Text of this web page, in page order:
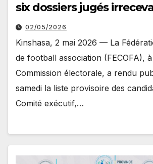
six dossiers jugés
02/05/2026
Kinshasa, 2 mai 2026 — La
de football association (FECOFA),
Commission électorale, a rendu
samedi la liste provisoire des
Comité exécutif,…